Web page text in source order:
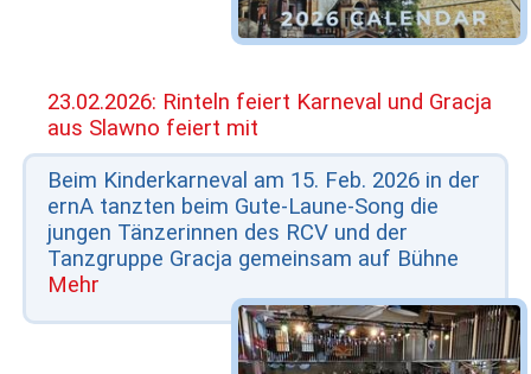
23.02.2026: Rinteln feiert Karneval und Gracja
aus Slawno feiert mit
Beim Kinderkarneval am 15. Feb. 2026 in der
ernA tanzten beim Gute-Laune-Song die
jungen Tänzerinnen des RCV und der
Tanzgruppe Gracja gemeinsam auf Bühne
Mehr